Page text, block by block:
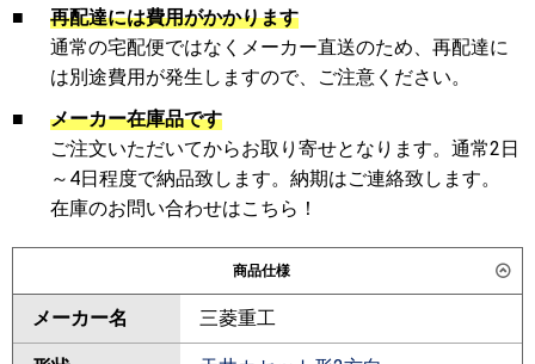
■
再配達には費用がかかります
通常の宅配便ではなくメーカー直送のため、再配達に
は別途費用が発生しますので、ご注意ください。
■
メーカー在庫品です
ご注文いただいてからお取り寄せとなります。通常2日
～4日程度で納品致します。納期はご連絡致します。
在庫のお問い合わせはこちら！
商品仕様
メーカー名 三菱重工